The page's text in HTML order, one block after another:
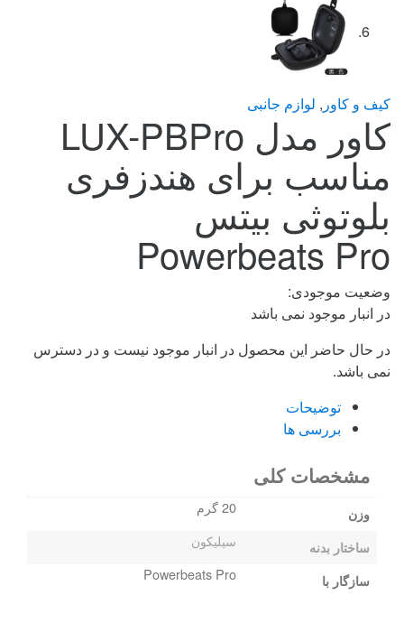
کیف و کاور , لوازم جانبی
کاور مدل LUX-PBPro
مناسب برای هندزفری
بلوتوثی بیتس
Powerbeats Pro
وضعیت موجودی:
در انبار موجود نمی باشد
در حال حاضر این محصول در انبار موجود نیست و در دسترس
نمی باشد.
توضیحات
بررسی ها
مشخصات کلی
وزن 20 گرم
ساختار بدنه سیلیکون
سازگار با Powerbeats Pro